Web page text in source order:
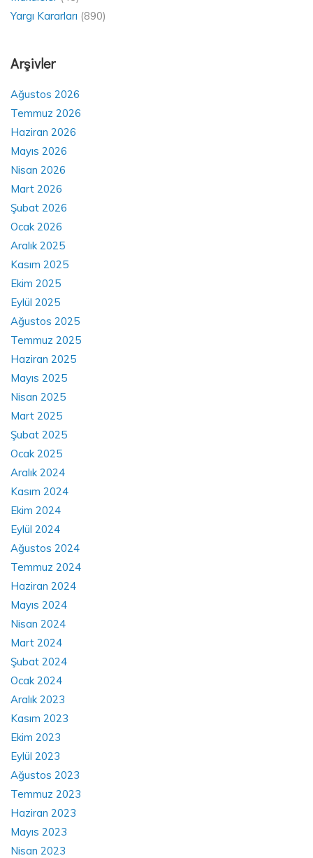
Yargı Kararları (890)
Arşivler
Ağustos 2026
Temmuz 2026
Haziran 2026
Mayıs 2026
Nisan 2026
Mart 2026
Şubat 2026
Ocak 2026
Aralık 2025
Kasım 2025
Ekim 2025
Eylül 2025
Ağustos 2025
Temmuz 2025
Haziran 2025
Mayıs 2025
Nisan 2025
Mart 2025
Şubat 2025
Ocak 2025
Aralık 2024
Kasım 2024
Ekim 2024
Eylül 2024
Ağustos 2024
Temmuz 2024
Haziran 2024
Mayıs 2024
Nisan 2024
Mart 2024
Şubat 2024
Ocak 2024
Aralık 2023
Kasım 2023
Ekim 2023
Eylül 2023
Ağustos 2023
Temmuz 2023
Haziran 2023
Mayıs 2023
Nisan 2023